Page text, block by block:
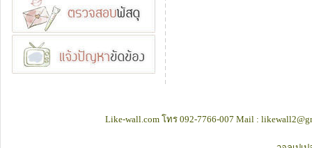
Like-wall.com โทร 092-7766-007 Mail :